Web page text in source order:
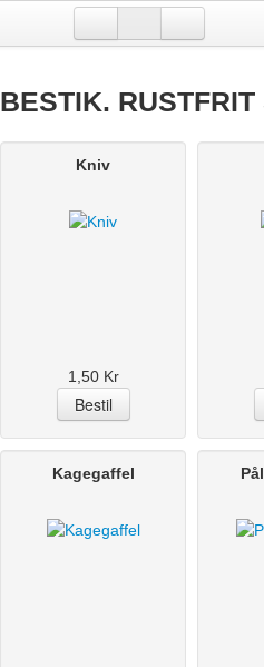
BESTIK. RUSTFRIT
Kniv
1,50 Kr
Kagegaffel